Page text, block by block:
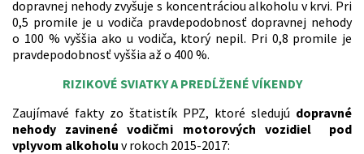
dopravnej nehody zvyšuje s koncentráciou alkoholu v krvi. Pri
0,5 promile je u vodiča pravdepodobnosť dopravnej nehody
o 100 % vyššia ako u vodiča, ktorý nepil. Pri 0,8 promile je
pravdepodobnosť vyššia až o 400 %.
RIZIKOVÉ SVIATKY A PREDĹŽENÉ VÍKENDY
Zaujímavé fakty zo štatistík PPZ, ktoré sledujú dopravné
nehody zavinené vodičmi motorových vozidiel pod
vplyvom alkoholu v rokoch 2015-2017: